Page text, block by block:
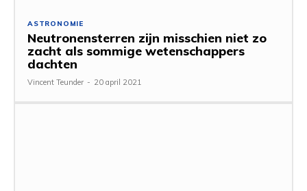
ASTRONOMIE
Neutronensterren zijn misschien niet zo
zacht als sommige wetenschappers
dachten
Vincent Teunder - 20 april 2021